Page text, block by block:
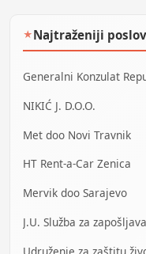
★Najtraženiji
Generalni Konzulat
NIKIĆ J. D.O.O.
Met doo Novi Travnik
HT Rent-a-Car Zenica
Mervik doo Sarajevo
J.U. Služba za
Udruženje za zaštitu